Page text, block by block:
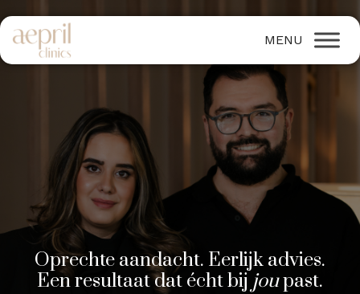
Oprechte aandacht. Eerlijk advies.
Een resultaat dat écht bij joupast.